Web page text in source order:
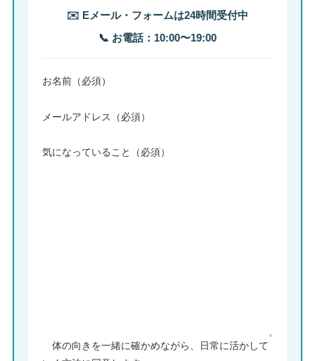
✉️ Eメール・フォームは24時間受付中
📞 お電話：10:00〜19:00
お名前（必須）
メールアドレス（必須）
気になっていること（必須）
体の向きを一緒に確かめながら、日常に活かして